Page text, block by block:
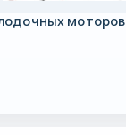
моторов